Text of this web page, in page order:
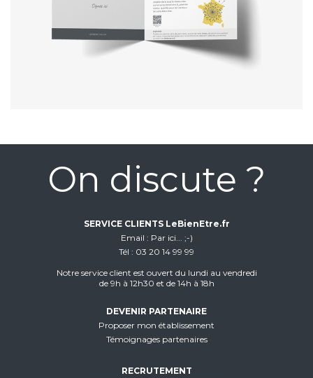
On discute ?
SERVICE CLIENTS LeBienEtre.fr
Email
Par ici... ;-)
Tél
03 20 14 99 99
Notre service client est ouvert du lundi au vendredi
de 9h à 12h30 et de 14h à 18h
DEVENIR PARTENAIRE
Proposer mon établissement
Témoignages partenaires
RECRUTEMENT